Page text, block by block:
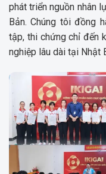
phát triển nguồn nhân
Bản. Chúng tôi đồng
tập, thi chứng chỉ đến
nghiệp lâu dài tại Nhật